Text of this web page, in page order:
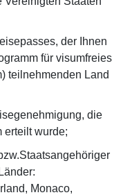
der Ihnen
für visumfreies
teilnehmenden Land
die
erteilt wurde;
Monaco,